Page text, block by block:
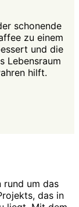
schonende
zu einem
und die
Lebensraum
hilft.
rund um das
das in